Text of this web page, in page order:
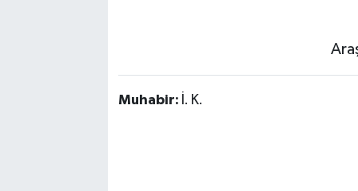
Muhabir: İ. K.